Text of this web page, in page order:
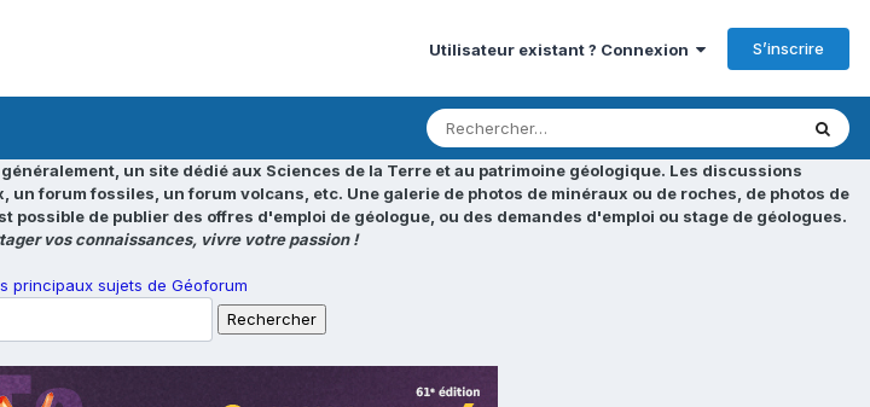
Utilisateur existant ? Connexion S’inscrire
un site dédié aux Sciences de la Terre et au patrimoine géologique. Les discussions
forum fossiles, un forum volcans, etc. Une galerie de photos de minéraux ou de roches, de photos de
de publier des offres d'emploi de géologue, ou des demandes d'emploi ou stage de géologues.
vos connaissances, vivre votre passion !
principaux sujets de Géoforum